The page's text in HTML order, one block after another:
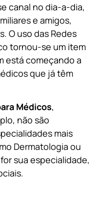
canal no dia-a-dia,
e amigos,
O uso das Redes
tornou-se um item
está começando a
que já têm
Médicos,
não são
mais
Dermatologia ou
sua especialidade,